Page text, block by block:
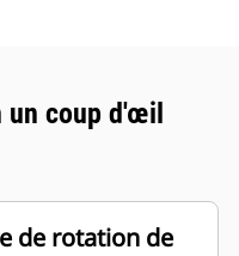
un coup d'œil
de rotation de